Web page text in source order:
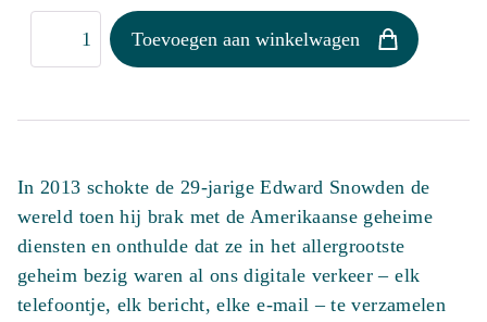
Onuitwisbaar
Toevoegen aan winkelwagen
In 2013 schokte de 29-jarige Edward Snowden de
wereld toen hij brak met de Amerikaanse geheime
diensten en onthulde dat ze in het allergrootste
geheim bezig waren al ons digitale verkeer – elk
telefoontje, elk bericht, elke e-mail – te verzamelen